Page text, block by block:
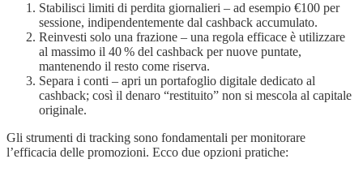
Stabilisci limiti di perdita giornalieri – ad esempio €100 per
sessione, indipendentemente dal cashback accumulato.
Reinvesti solo una frazione – una regola efficace è utilizzare
al massimo il 40 % del cashback per nuove puntate,
mantenendo il resto come riserva.
Separa i conti – apri un portafoglio digitale dedicato al
cashback; così il denaro “restituito” non si mescola al capitale
originale.
Gli strumenti di tracking sono fondamentali per monitorare
l’efficacia delle promozioni. Ecco due opzioni pratiche: